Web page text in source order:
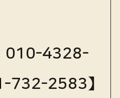
: 010-4328-
2583】